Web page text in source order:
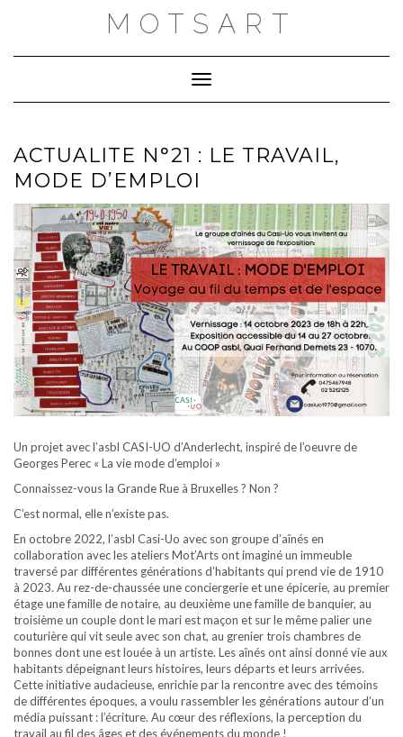
MOTSART
Toggle Navigation
ACTUALITE N°21 : LE TRAVAIL,
MODE D’EMPLOI
Un projet avec l’asbl CASI-UO d’Anderlecht, inspiré de l’oeuvre de
Georges Perec « La vie mode d’emploi »
Connaissez-vous la Grande Rue à Bruxelles ? Non ?
C’est normal, elle n’existe pas.
En octobre 2022, l’asbl Casi-Uo avec son groupe d’aînés en
collaboration avec les ateliers Mot’Arts ont imaginé un immeuble
traversé par différentes générations d’habitants qui prend vie de 1910
à 2023. Au rez-de-chaussée une conciergerie et une épicerie, au premier
étage une famille de notaire, au deuxième une famille de banquier, au
troisième un couple dont le mari est maçon et sur le même palier une
couturière qui vit seule avec son chat, au grenier trois chambres de
bonnes dont une est louée à un artiste. Les aînés ont ainsi donné vie aux
habitants dépeignant leurs histoires, leurs départs et leurs arrivées.
Cette initiative audacieuse, enrichie par la rencontre avec des témoins
de différentes époques, a voulu rassembler les générations autour d’un
média puissant : l’écriture. Au cœur des réflexions, la perception du
travail au fil des âges et des événements du monde !